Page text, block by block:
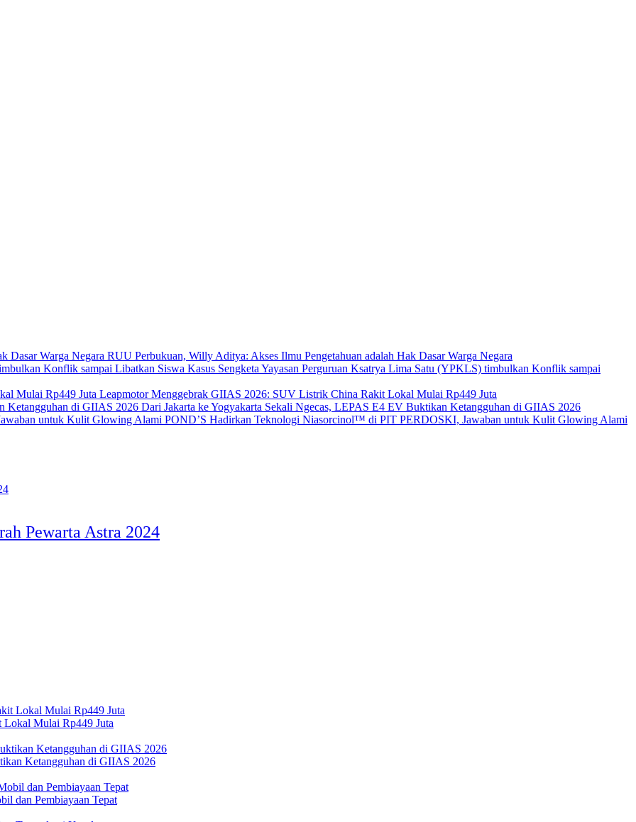
RUU Perbukuan, Willy Aditya: Akses Ilmu Pengetahuan adalah Hak Dasar Warga Negara
Kasus Sengketa Yayasan Perguruan Ksatrya Lima Satu (YPKLS) timbulkan Konflik sampai
Leapmotor Menggebrak GIIAS 2026: SUV Listrik China Rakit Lokal Mulai Rp449 Juta
Dari Jakarta ke Yogyakarta Sekali Ngecas, LEPAS E4 EV Buktikan Ketangguhan di GIIAS 2026
POND’S Hadirkan Teknologi Niasorcinol™ di PIT PERDOSKI, Jawaban untuk Kulit Glowing Alami
Pewarta Astra 2024
Mulai Rp449 Juta
Ketangguhan di GIIAS 2026
dan Pembiayaan Tepat